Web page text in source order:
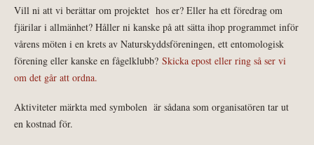
Vill ni att vi berättar om projektet hos er? Eller ha ett föredrag om
fjärilar i allmänhet? Håller ni kanske på att sätta ihop programmet inför
vårens möten i en krets av Naturskyddsföreningen, ett entomologisk
förening eller kanske en fågelklubb? Skicka epost eller ring så ser vi
om det går att ordna.
Aktiviteter märkta med symbolen är sådana som organisatören tar ut
en kostnad för.